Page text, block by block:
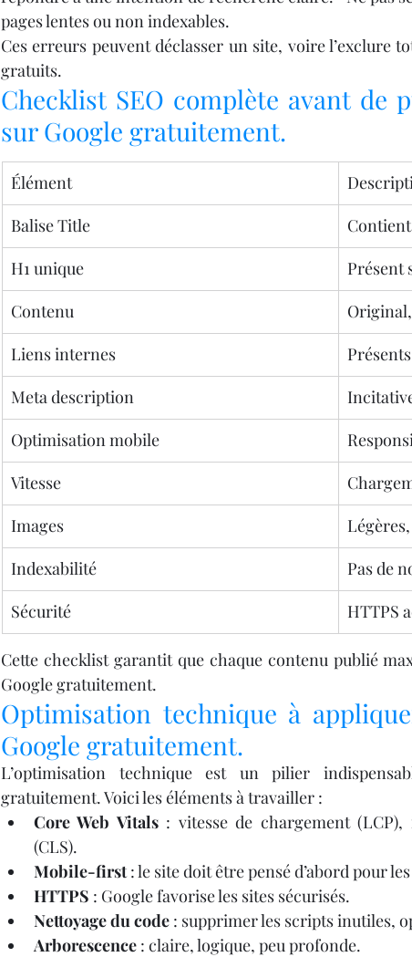
pages lentes ou non indexables.
Ces erreurs peuvent déclasser un site, voire l’exclure
gratuits.
Checklist SEO complète avant de
sur Google gratuitement.
Élément
Balise Title
H1 unique
Présent
Contenu
Liens internes
Meta description
Optimisation mobile
Vitesse
Images
Indexabilité
Pas de
Sécurité
HTTPS
Cette checklist garantit que chaque contenu publié
Google gratuitement.
Optimisation technique à
Google gratuitement.
L’optimisation technique est un pilier
gratuitement. Voici les éléments à travailler :
Core Web Vitals : vitesse de chargement (LCP),
(CLS).
Mobile-first : le site doit être pensé d’abord pour
HTTPS : Google favorise les sites sécurisés.
Nettoyage du code : supprimer les scripts inutiles,
Arborescence : claire, logique, peu profonde.